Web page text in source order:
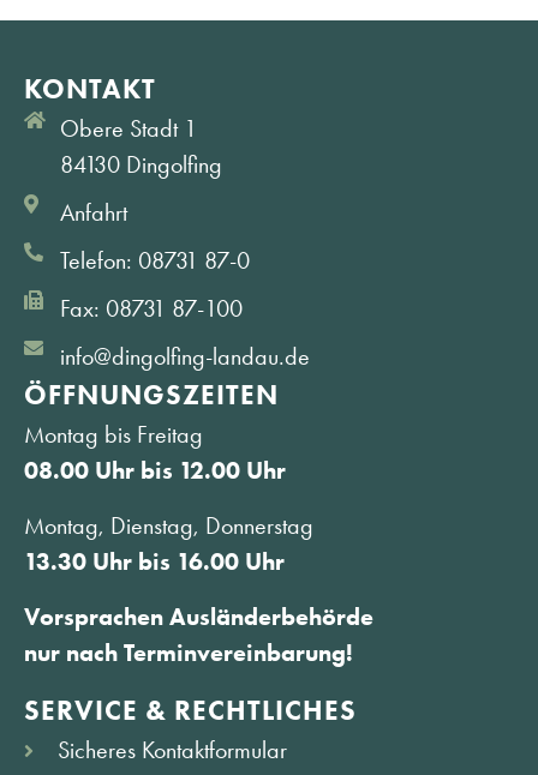
KONTAKT
Obere Stadt 1
84130 Dingolfing
Anfahrt
Telefon: 08731 87-0
Fax: 08731 87-100
info@dingolfing-landau.de
ÖFFNUNGS­ZEITEN
Montag bis Freitag
08.00 Uhr bis 12.00 Uhr
Montag, Dienstag, Donnerstag
13.30 Uhr bis 16.00 Uhr
Vorsprachen Ausländerbehörde
nur nach Terminvereinbarung!
SERVICE & RECHTLICHES
Sicheres Kontaktformular